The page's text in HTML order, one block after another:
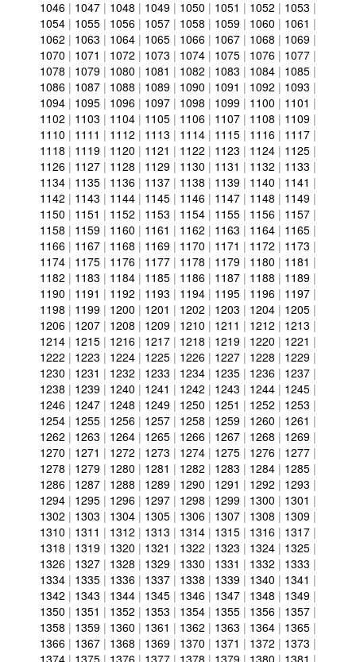
1046 | 1047 | 1048 | 1049 | 1050 | 1051 | 1052 | 1053 |
1054 | 1055 | 1056 | 1057 | 1058 | 1059 | 1060 | 1061 |
1062 | 1063 | 1064 | 1065 | 1066 | 1067 | 1068 | 1069 |
1070 | 1071 | 1072 | 1073 | 1074 | 1075 | 1076 | 1077 |
1078 | 1079 | 1080 | 1081 | 1082 | 1083 | 1084 | 1085 |
1086 | 1087 | 1088 | 1089 | 1090 | 1091 | 1092 | 1093 |
1094 | 1095 | 1096 | 1097 | 1098 | 1099 | 1100 | 1101 |
1102 | 1103 | 1104 | 1105 | 1106 | 1107 | 1108 | 1109 |
1110 | 1111 | 1112 | 1113 | 1114 | 1115 | 1116 | 1117 |
1118 | 1119 | 1120 | 1121 | 1122 | 1123 | 1124 | 1125 |
1126 | 1127 | 1128 | 1129 | 1130 | 1131 | 1132 | 1133 |
1134 | 1135 | 1136 | 1137 | 1138 | 1139 | 1140 | 1141 |
1142 | 1143 | 1144 | 1145 | 1146 | 1147 | 1148 | 1149 |
1150 | 1151 | 1152 | 1153 | 1154 | 1155 | 1156 | 1157 |
1158 | 1159 | 1160 | 1161 | 1162 | 1163 | 1164 | 1165 |
1166 | 1167 | 1168 | 1169 | 1170 | 1171 | 1172 | 1173 |
1174 | 1175 | 1176 | 1177 | 1178 | 1179 | 1180 | 1181 |
1182 | 1183 | 1184 | 1185 | 1186 | 1187 | 1188 | 1189 |
1190 | 1191 | 1192 | 1193 | 1194 | 1195 | 1196 | 1197 |
1198 | 1199 | 1200 | 1201 | 1202 | 1203 | 1204 | 1205 |
1206 | 1207 | 1208 | 1209 | 1210 | 1211 | 1212 | 1213 |
1214 | 1215 | 1216 | 1217 | 1218 | 1219 | 1220 | 1221 |
1222 | 1223 | 1224 | 1225 | 1226 | 1227 | 1228 | 1229 |
1230 | 1231 | 1232 | 1233 | 1234 | 1235 | 1236 | 1237 |
1238 | 1239 | 1240 | 1241 | 1242 | 1243 | 1244 | 1245 |
1246 | 1247 | 1248 | 1249 | 1250 | 1251 | 1252 | 1253 |
1254 | 1255 | 1256 | 1257 | 1258 | 1259 | 1260 | 1261 |
1262 | 1263 | 1264 | 1265 | 1266 | 1267 | 1268 | 1269 |
1270 | 1271 | 1272 | 1273 | 1274 | 1275 | 1276 | 1277 |
1278 | 1279 | 1280 | 1281 | 1282 | 1283 | 1284 | 1285 |
1286 | 1287 | 1288 | 1289 | 1290 | 1291 | 1292 | 1293 |
1294 | 1295 | 1296 | 1297 | 1298 | 1299 | 1300 | 1301 |
1302 | 1303 | 1304 | 1305 | 1306 | 1307 | 1308 | 1309 |
1310 | 1311 | 1312 | 1313 | 1314 | 1315 | 1316 | 1317 |
1318 | 1319 | 1320 | 1321 | 1322 | 1323 | 1324 | 1325 |
1326 | 1327 | 1328 | 1329 | 1330 | 1331 | 1332 | 1333 |
1334 | 1335 | 1336 | 1337 | 1338 | 1339 | 1340 | 1341 |
1342 | 1343 | 1344 | 1345 | 1346 | 1347 | 1348 | 1349 |
1350 | 1351 | 1352 | 1353 | 1354 | 1355 | 1356 | 1357 |
1358 | 1359 | 1360 | 1361 | 1362 | 1363 | 1364 | 1365 |
1366 | 1367 | 1368 | 1369 | 1370 | 1371 | 1372 | 1373 |